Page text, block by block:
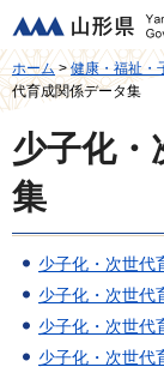
山形県
ホーム>健康・福祉・
代育成関係データ集
少子化・
集
少子化・次世代
少子化・次世代
少子化・次世代
少子化・次世代